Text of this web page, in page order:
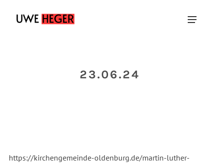
23.06.24
https://kirchengemeinde-oldenburg.de/martin-luther-